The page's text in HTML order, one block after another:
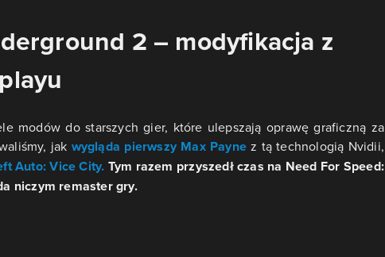
2 – modyfikacja z
modów do starszych gier, które ulepszają oprawę graficzną za
jak wygląda pierwszy Max Paynez tą technologią Nvidii,
Auto: Vice City. Tym razem przyszedł czas na Need For Speed:
niczym remaster gry.